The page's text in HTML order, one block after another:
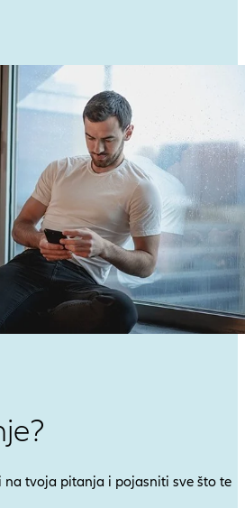
na tvoja pitanja i pojasniti sve što te